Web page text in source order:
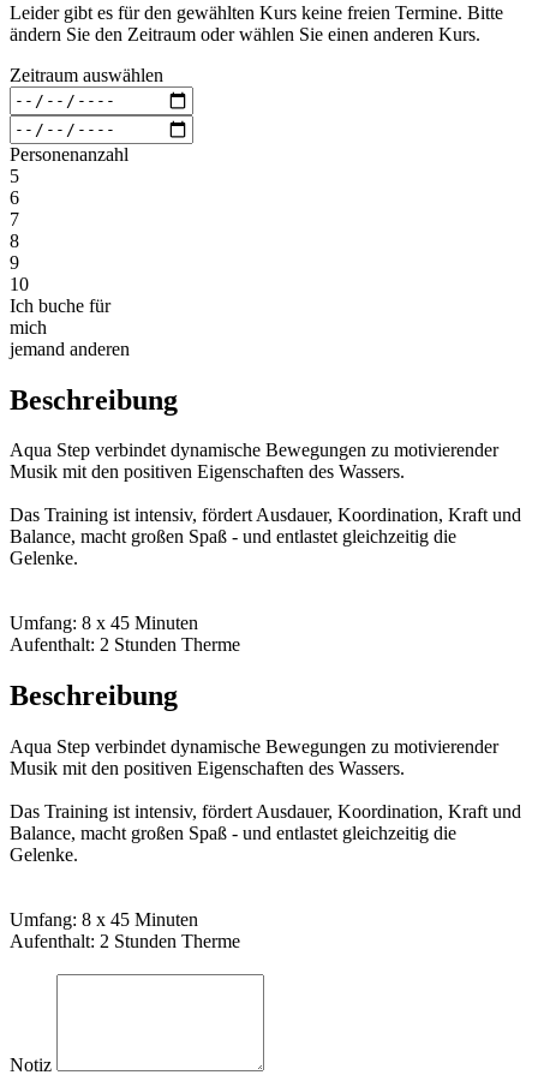
Leider gibt es für den gewählten Kurs keine freien Termine. Bitte
ändern Sie den Zeitraum oder wählen Sie einen anderen Kurs.
Zeitraum auswählen
Personenanzahl
5
6
7
8
9
10
Ich buche für
mich
jemand anderen
Beschreibung
Aqua Step verbindet dynamische Bewegungen zu motivierender
Musik mit den positiven Eigenschaften des Wassers.
Das Training ist intensiv, fördert Ausdauer, Koordination, Kraft und
Balance, macht großen Spaß - und entlastet gleichzeitig die
Gelenke.
Umfang: 8 x 45 Minuten
Aufenthalt: 2 Stunden Therme
Beschreibung
Aqua Step verbindet dynamische Bewegungen zu motivierender
Musik mit den positiven Eigenschaften des Wassers.
Das Training ist intensiv, fördert Ausdauer, Koordination, Kraft und
Balance, macht großen Spaß - und entlastet gleichzeitig die
Gelenke.
Umfang: 8 x 45 Minuten
Aufenthalt: 2 Stunden Therme
Notiz